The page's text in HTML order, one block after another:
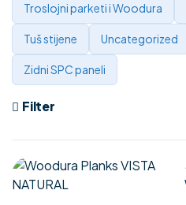
Troslojni parketi i Woodura
Tuš stijene Uncategorized
Zidni SPC paneli
Filter